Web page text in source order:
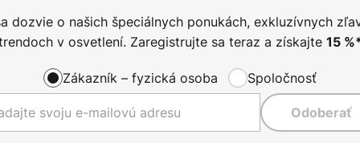
dozvie o našich špeciálnych ponukách, exkluzívnych
v osvetlení. Zaregistrujte sa teraz a získajte 15
Zákazník – fyzická osoba Spoločnosť
Odoberať